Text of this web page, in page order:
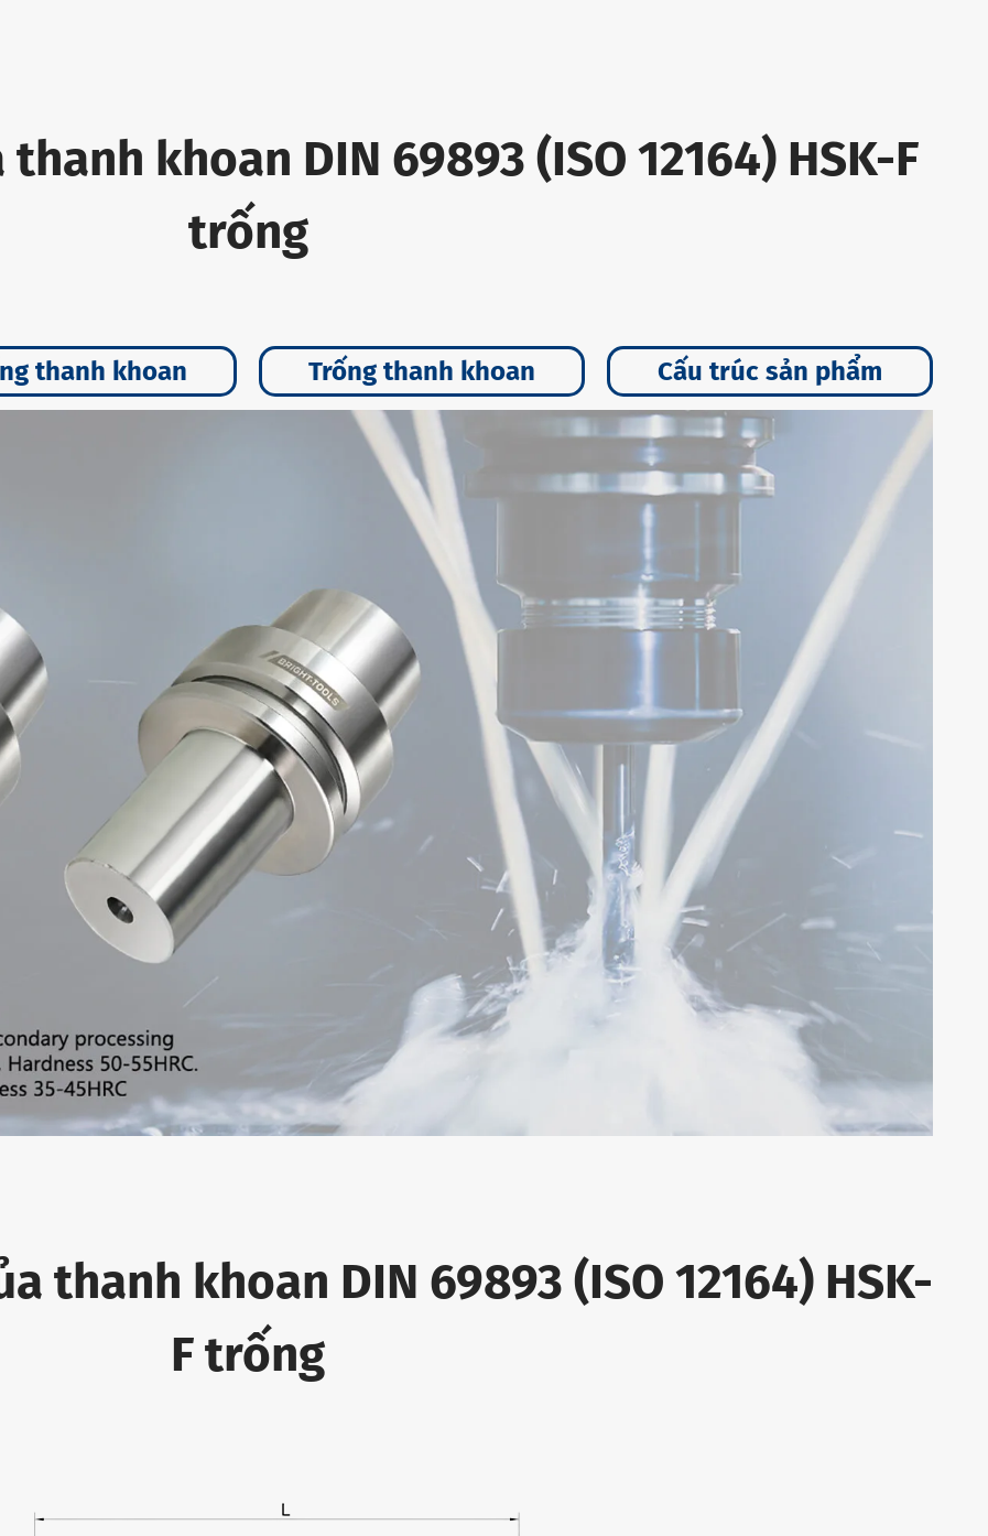
khoan DIN 69893 (ISO 12164) HSK-F
trống
thanh khoan Trống thanh khoan Cấu trúc sản phẩm
thanh khoan DIN 69893 (ISO 12164) HSK-
F trống